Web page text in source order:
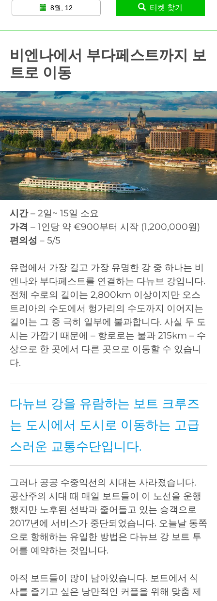
8월, 12 티켓 찾기
비엔나에서 부다페스트까지 보
트로 이동
시간– 2일~ 15일 소요
가격 – 1인당 약 €900부터 시작 (1,200,000원)
편의성 – 5/5
유럽에서 가장 길고 가장 유명한 강 중 하나는 비
엔나와 부다페스트를 연결하는 다뉴브 강입니다.
전체 수로의 길이는 2,800km 이상이지만 오스
트리아의 수도에서 헝가리의 수도까지 이어지는
길이는 그 중 극히 일부에 불과합니다. 사실 두 도
시는 가깝기 때문에 – 항로로는 불과 215km – 수
상으로 한 곳에서 다른 곳으로 이동할 수 있습니
다.
다뉴브 강을 유람하는 보트 크루즈
는 도시에서 도시로 이동하는 고급
스러운 교통수단입니다.
그러나 공공 수중익선의 시대는 사라졌습니다.
공산주의 시대 때 매일 보트들이 이 노선을 운행
했지만 노후된 선박과 줄어들고 있는 승객으로
2017년에 서비스가 중단되었습니다. 오늘날 동쪽
으로 항해하는 유일한 방법은 다뉴브 강 보트 투
어를 예약하는 것입니다.
아직 보트들이 많이 남아있습니다. 보트에서 식
사를 즐기고 싶은 낭만적인 커플을 위해 맞춤 제